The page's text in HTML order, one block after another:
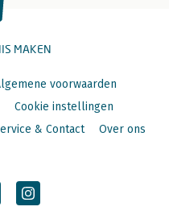
MAKEN
voorwaarden
Cookie instellingen
& Contact Over ons